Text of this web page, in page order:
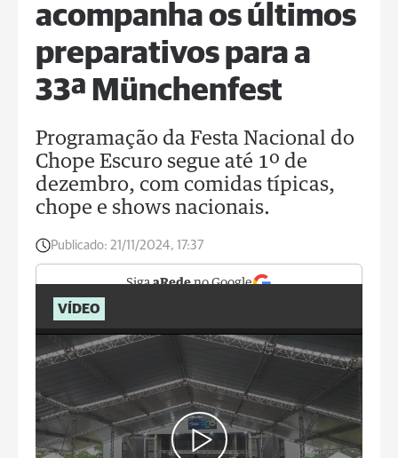
acompanha os últimos
preparativos para a
33ª Münchenfest
Programação da Festa Nacional do
Chope Escuro segue até 1º de
dezembro, com comidas típicas,
chope e shows nacionais.
Publicado: 21/11/2024, 17:37
SigaaRedeno Google
VÍDEO